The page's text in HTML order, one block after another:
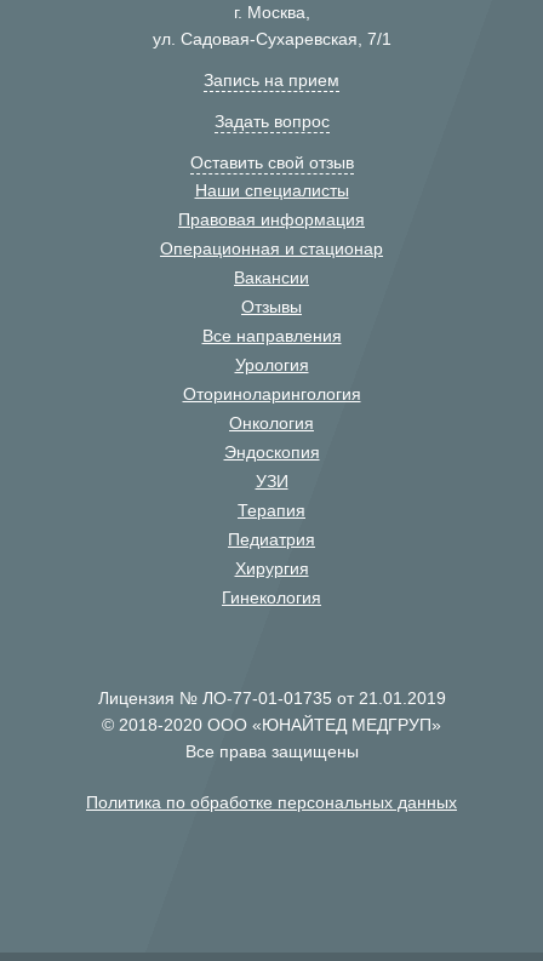
г. Москва,
ул. Садовая-Сухаревская, 7/1
Запись на прием
Задать вопрос
Оставить свой отзыв
Наши специалисты
Правовая информация
Операционная и стационар
Вакансии
Отзывы
Все направления
Урология
Оториноларингология
Онкология
Эндоскопия
УЗИ
Терапия
Педиатрия
Хирургия
Гинекология
Лицензия № ЛО-77-01-01735 от 21.01.2019
© 2018-2020 ООО «ЮНАЙТЕД МЕДГРУП»
Все права защищены
Политика по обработке персональных данных